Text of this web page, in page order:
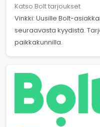
Katso Bolt tarjoukset
Vinkki: Uusille Bolt-
seuraavasta kyydistä.
paikkakunnilla.